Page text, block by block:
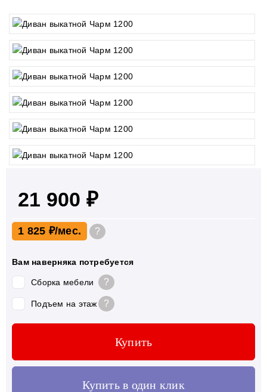
21 900 ₽
1 825 ₽ ?
Вам наверняка потребуется
Сборка мебели ?
Подъем на этаж ?
Купить
Купить в один клик